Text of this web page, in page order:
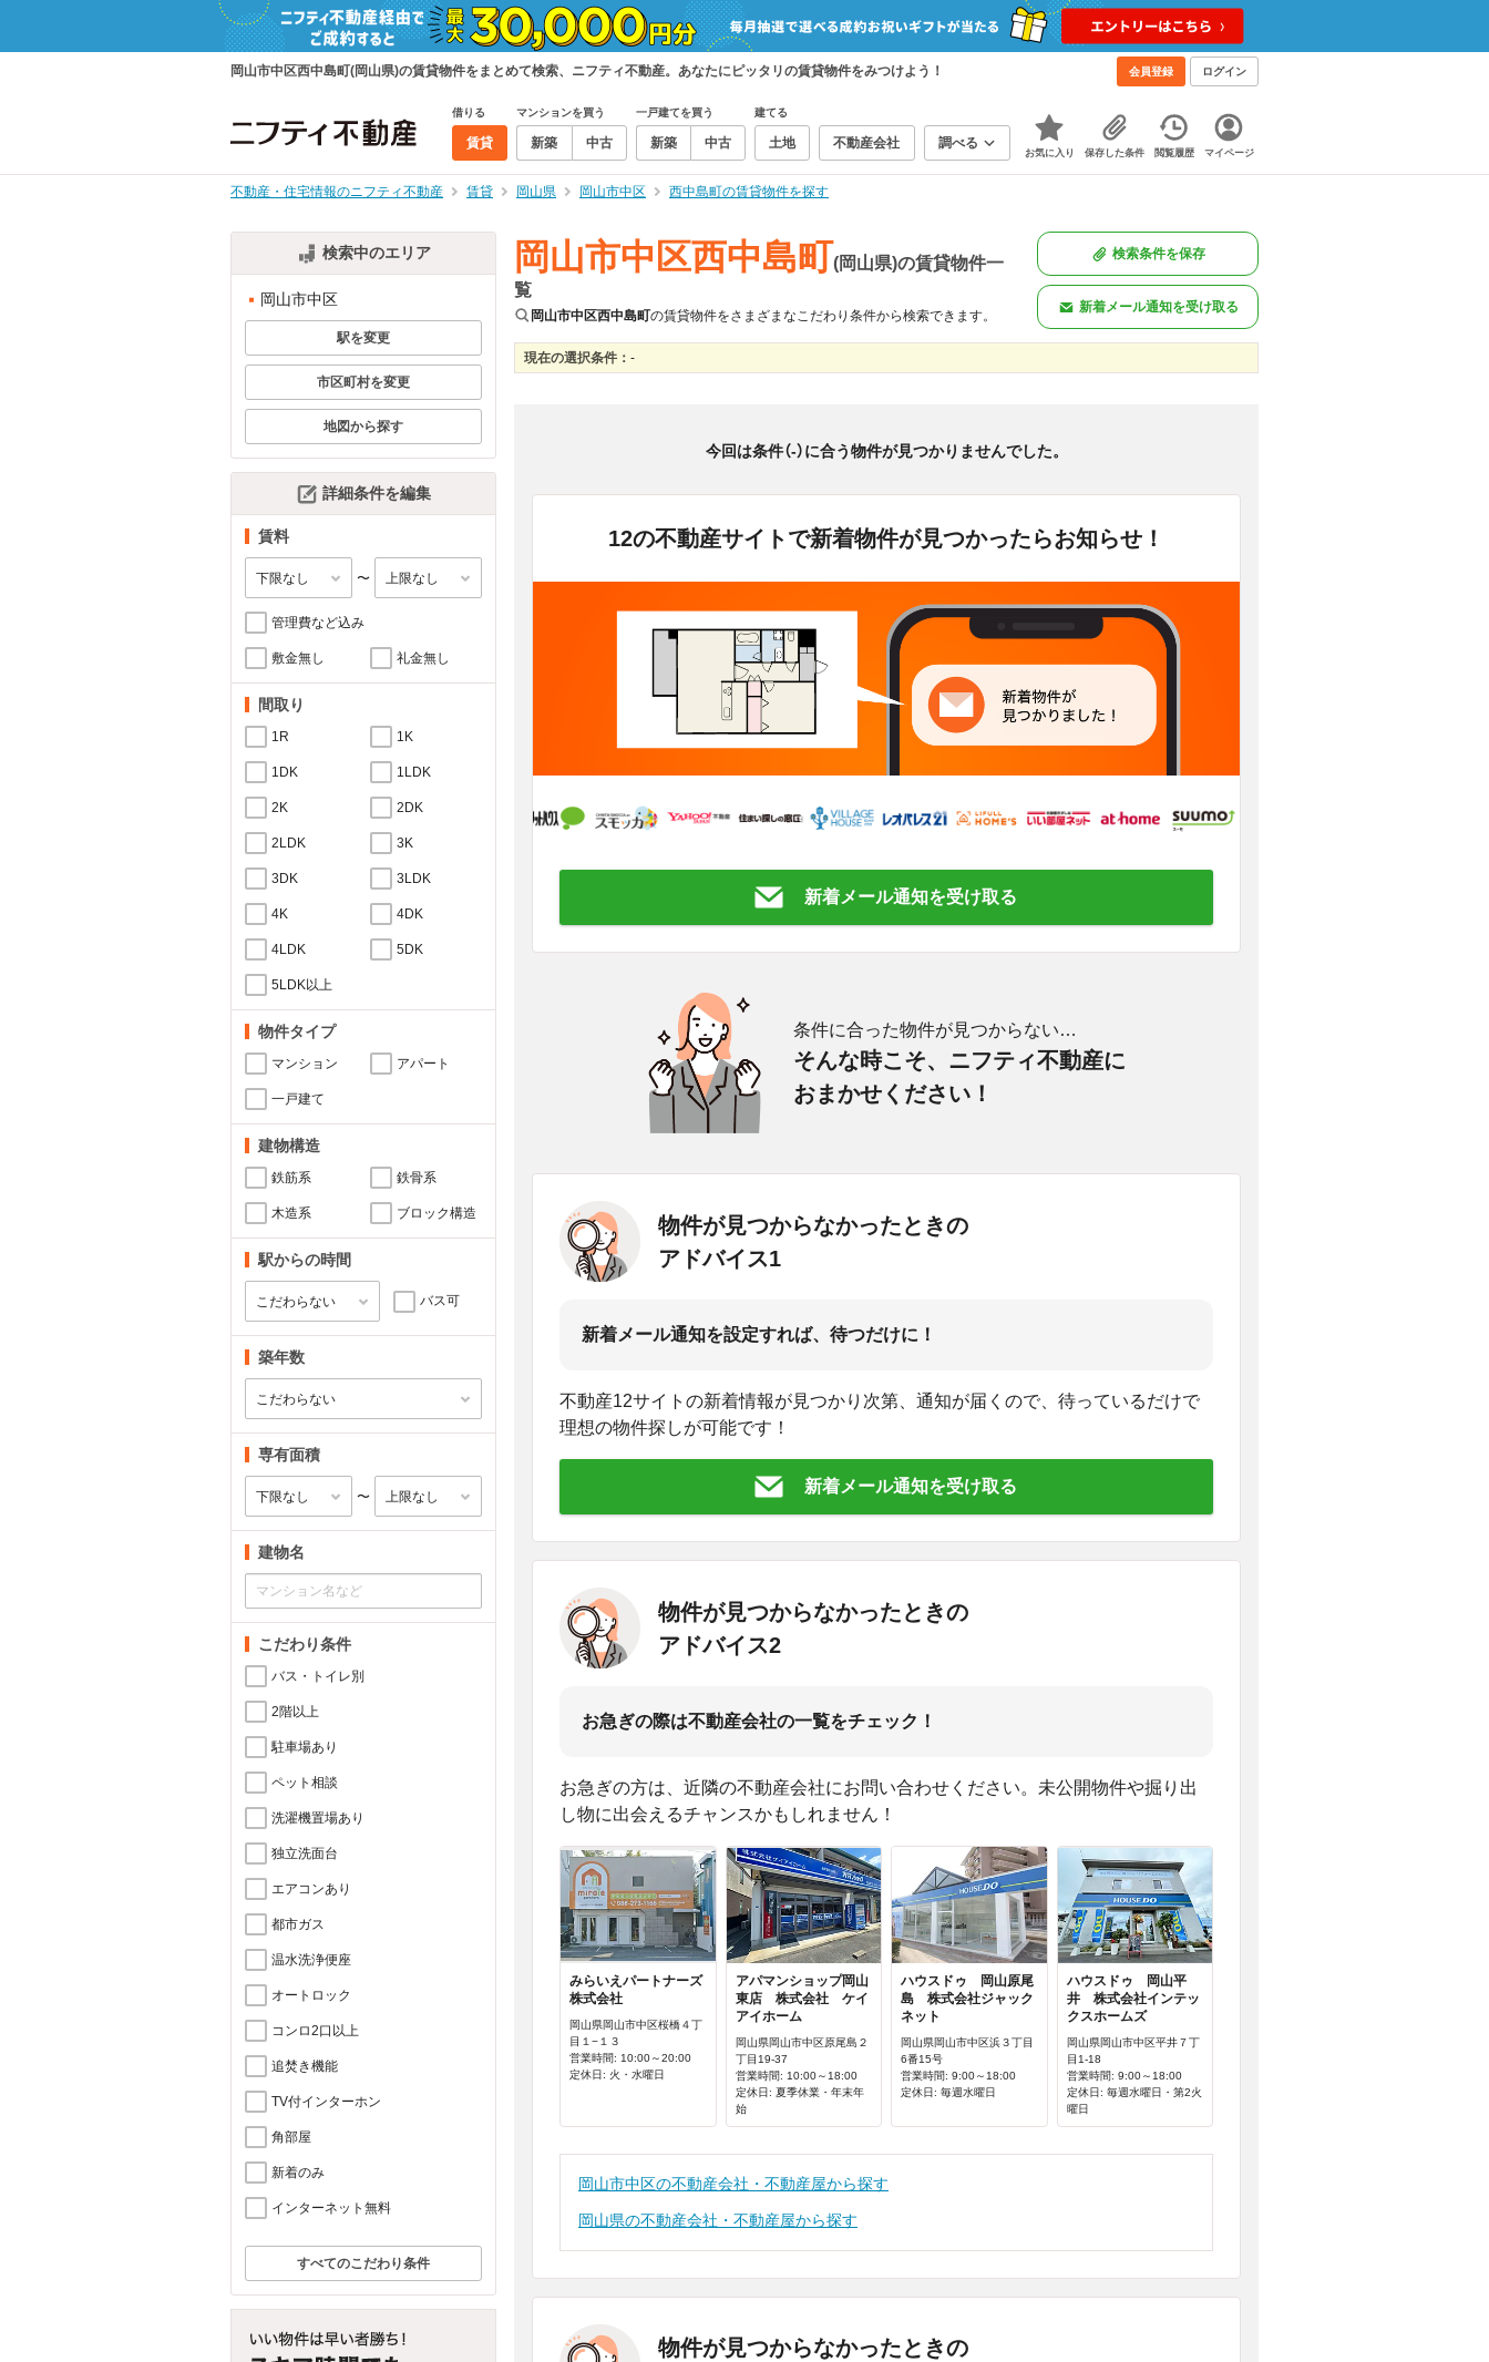
岡山市中区西中島町(岡山県)の賃貸物件をまとめて検索、ニフティ不動産。あなたにピッタリの賃貸物件をみつけよう！ 会員登録 ログイン
借りる
賃貸
マンションを買う
新築 中古
一戸建てを買う
新築 中古
建てる
土地 不動産会社 調べる
お気に入り 保存した条件 閲覧履歴 マイページ
不動産・住宅情報のニフティ不動産 賃貸 岡山県 岡山市中区 西中島町の賃貸物件を探す
検索中のエリア
岡山市中区
駅を変更
市区町村を変更
地図から探す
詳細条件を編集
賃料
〜
管理費など込み
敷金無し 礼金無し
間取り
1R 1K
1DK 1LDK
2K 2DK
2LDK 3K
3DK 3LDK
4K 4DK
4LDK 5DK
5LDK以上
物件タイプ
マンション アパート
一戸建て
建物構造
鉄筋系 鉄骨系
木造系 ブロック構造
駅からの時間
バス可
築年数
専有面積
〜
建物名
こだわり条件
バス・トイレ別
2階以上
駐車場あり
ペット相談
洗濯機置場あり
独立洗面台
エアコンあり
都市ガス
温水洗浄便座
オートロック
コンロ2口以上
追焚き機能
TV付インターホン
角部屋
新着のみ
インターネット無料
すべてのこだわり条件
岡山市中区西中島町(岡山県)の賃貸物件一
覧
岡山市中区西中島町の賃貸物件をさまざまなこだわり条件から検索できます。
検索条件を保存
新着メール通知を受け取る
現在の選択条件： -
<
今回は条件（-）に合う物件が見つかりませんでした。
12の不動産サイトで新着物件が見つかったらお知らせ！
新着メール通知を受け取る
条件に合った物件が見つからない…
そんな時こそ、ニフティ不動産に
おまかせください！
物件が見つからなかったときの
アドバイス1
新着メール通知を設定すれば、待つだけに！
不動産12サイトの新着情報が見つかり次第、通知が届くので、待っているだけで
理想の物件探しが可能です！
新着メール通知を受け取る
物件が見つからなかったときの
アドバイス2
お急ぎの際は不動産会社の一覧をチェック！
お急ぎの方は、近隣の不動産会社にお問い合わせください。未公開物件や掘り出
し物に出会えるチャンスかもしれません！
みらいえパートナーズ
株式会社
岡山県岡山市中区桜橋４丁
目１−１３
営業時間: 10:00～20:00
定休日: 火・水曜日
アパマンショップ岡山
東店 株式会社 ケイ
アイホーム
岡山県岡山市中区原尾島２
丁目19-37
営業時間: 10:00～18:00
定休日: 夏季休業・年末年
始
ハウスドゥ 岡山原尾
島 株式会社ジャック
ネット
岡山県岡山市中区浜３丁目
6番15号
営業時間: 9:00～18:00
定休日: 毎週水曜日
ハウスドゥ 岡山平
井 株式会社インテッ
クスホームズ
岡山県岡山市中区平井７丁
目1-18
営業時間: 9:00～18:00
定休日: 毎週水曜日・第2火
曜日
岡山市中区の不動産会社・不動産屋から探す
岡山県の不動産会社・不動産屋から探す
物件が見つからなかったときの